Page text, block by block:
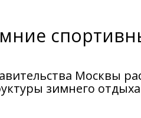
Москвы
зимнего